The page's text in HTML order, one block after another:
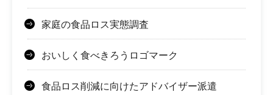
家庭の食品ロス実態調査
おいしく食べきろうロゴマーク
食品ロス削減に向けたアドバイザー派遣